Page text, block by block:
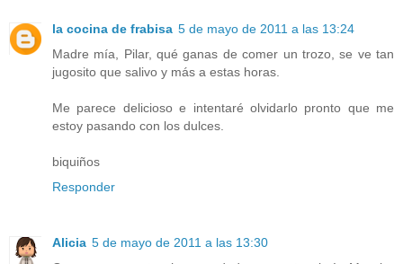
la cocina de frabisa 5 de mayo de 2011 a las 13:24
Madre mía, Pilar, qué ganas de comer un trozo, se ve tan
jugosito que salivo y más a estas horas.
Me parece delicioso e intentaré olvidarlo pronto que me
estoy pasando con los dulces.
biquiños
Responder
Alicia 5 de mayo de 2011 a las 13:30